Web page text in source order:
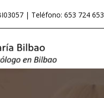
| Teléfono: 653 724 653